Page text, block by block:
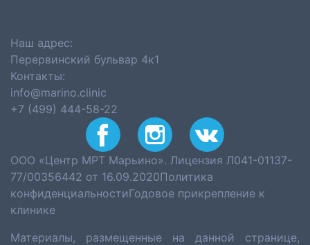
Наш адрес:
Перервинский бульвар 4к1
Контакты:
info@marino.clinic
+7 (499) 444-58-22
ООО «Центр МРТ Марьино». Лицензия Л041-01137-
77/00356442 от 16.09.2020Политика
конфиденциальностиГодовое прикрепление к
клинике
Материалы, размещенные на данной странице,